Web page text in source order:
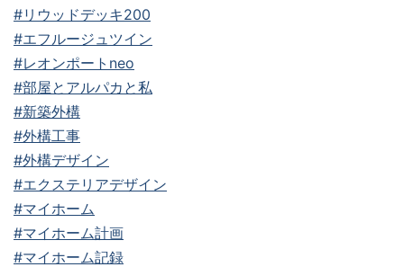
#リウッドデッキ200
#エフルージュツイン
#レオンポートneo
#部屋とアルパカと私
#新築外構
#外構工事
#外構デザイン
#エクステリアデザイン
#マイホーム
#マイホーム計画
#マイホーム記録